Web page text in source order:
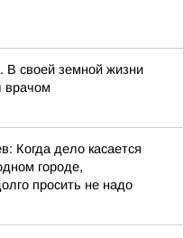
В своей земной жизни
врачом
Когда дело касается
городе,
просить не надо